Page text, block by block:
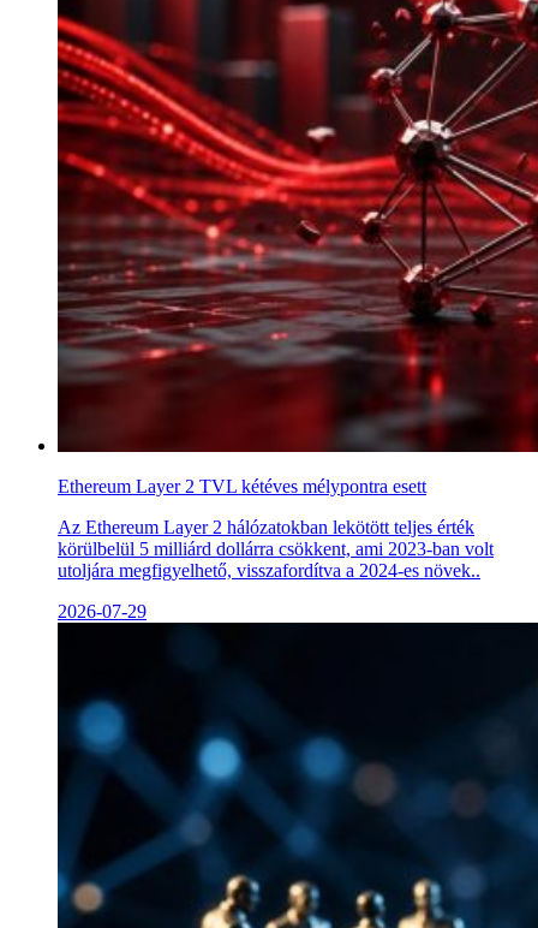
Ethereum Layer 2 TVL kétéves mélypontra esett
Az Ethereum Layer 2 hálózatokban lekötött teljes érték
körülbelül 5 milliárd dollárra csökkent, ami 2023-ban volt
utoljára megfigyelhető, visszafordítva a 2024-es növek..
2026-07-29